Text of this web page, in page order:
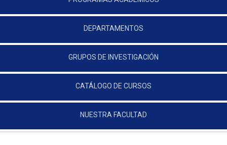
DEPARTAMENTOS
GRUPOS DE INVESTIGACIÓN
CATÁLOGO DE CURSOS
NUESTRA FACULTAD